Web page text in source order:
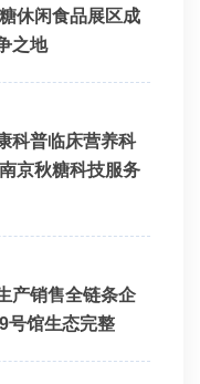
休闲食品展区成
之地
科普临床营养科
京秋糖科技服务
产销售全链条企
号馆生态完整